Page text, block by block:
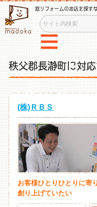
窓リフォームのお店を探す
秩父郡長瀞町に対
(株)ＲＢＳ
お客様ひとりひとりに寄
創り上げていたい